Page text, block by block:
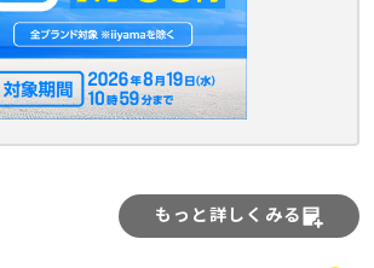
もっと詳しくみる